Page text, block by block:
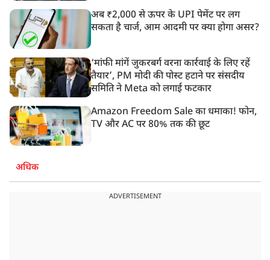
अब ₹2,000 से ऊपर के UPI पेमेंट पर लग
सकता है चार्ज, आम आदमी पर क्या होगा असर?
‘मांफी मांगें जुकरबर्ग वरना कार्रवाई के लिए रहें
तैयार’, PM मोदी की पोस्ट हटाने पर संसदीय
समिति ने Meta को लगाई फटकार
Amazon Freedom Sale का धमाका! फोन,
TV और AC पर 80% तक की छूट
अधिक
ADVERTISEMENT